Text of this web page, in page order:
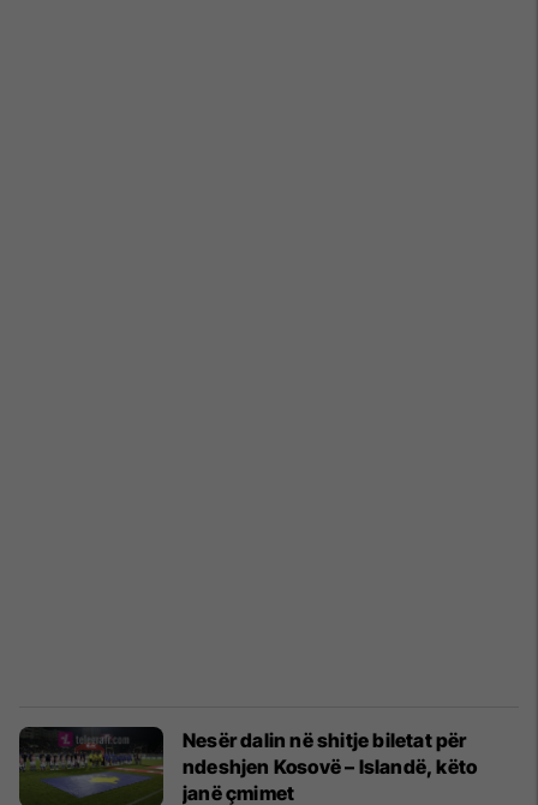
Nesër dalin në shitje biletat për
ndeshjen Kosovë – Islandë, këto
janë çmimet